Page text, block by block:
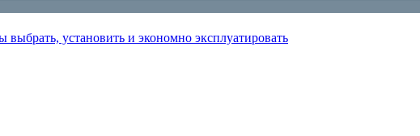
установить и экономно эксплуатировать